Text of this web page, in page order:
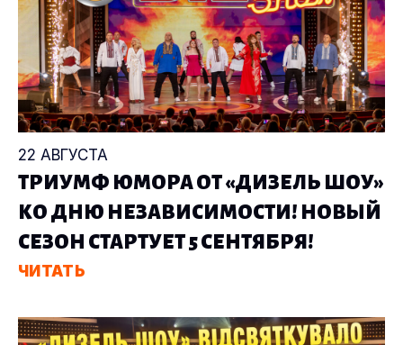
22 АВГУСТА
ТРИУМФ ЮМОРА ОТ «ДИЗЕЛЬ ШОУ»
КО ДНЮ НЕЗАВИСИМОСТИ! НОВЫЙ
СЕЗОН СТАРТУЕТ 5 СЕНТЯБРЯ!
ЧИТАТЬ